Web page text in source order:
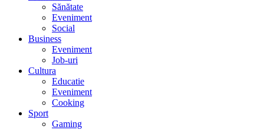
Sănătate
Eveniment
Social
Business
Eveniment
Job-uri
Cultura
Educatie
Eveniment
Cooking
Sport
Gaming